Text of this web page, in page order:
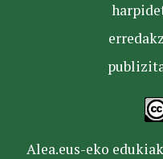
Alea.eus-eko